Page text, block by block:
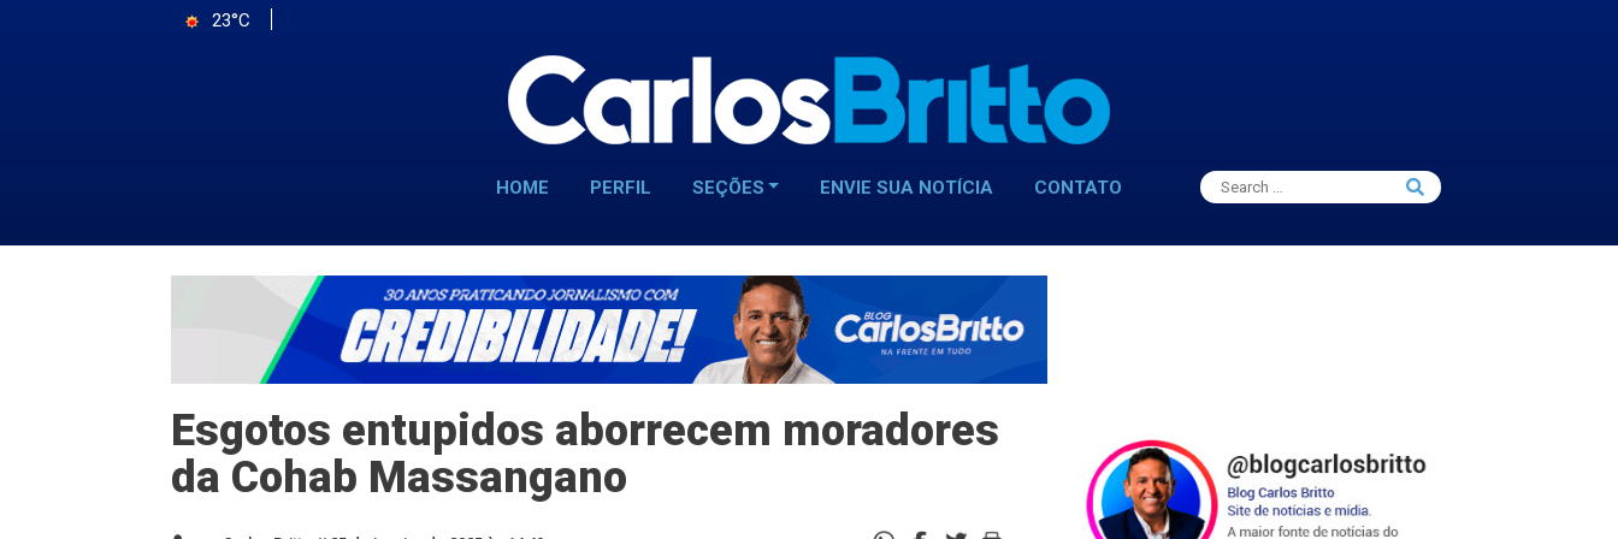
23°C
HOME PERFIL SEÇÕES ENVIE SUA NOTÍCIA CONTATO
Search
for:
Search
Esgotos entupidos aborrecem moradores
da Cohab Massangano